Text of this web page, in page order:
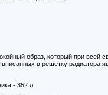
образ, который при всей
в решетку радиатора
- 352 л.